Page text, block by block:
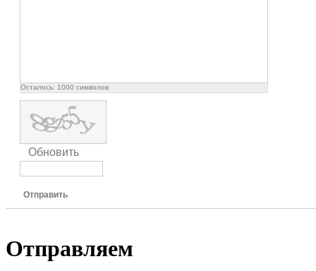
Осталось: 1000 символов
Обновить
Отправить
Отправляем